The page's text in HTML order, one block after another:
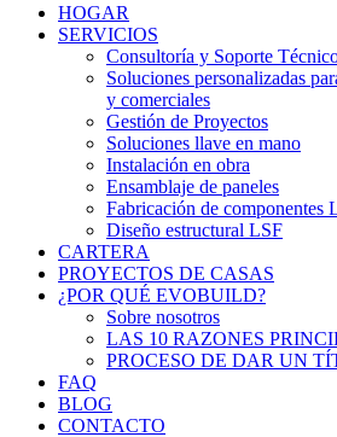
HOGAR
SERVICIOS
Consultoría y Soporte
Soluciones personalizadas
y comerciales
Gestión de Proyectos
Soluciones llave en mano
Instalación en obra
Ensamblaje de paneles
Fabricación de componentes
Diseño estructural LSF
CARTERA
PROYECTOS DE CASAS
¿POR QUÉ EVOBUILD?
Sobre nosotros
LAS 10 RAZONES
PROCESO DE DAR UN
FAQ
BLOG
CONTACTO